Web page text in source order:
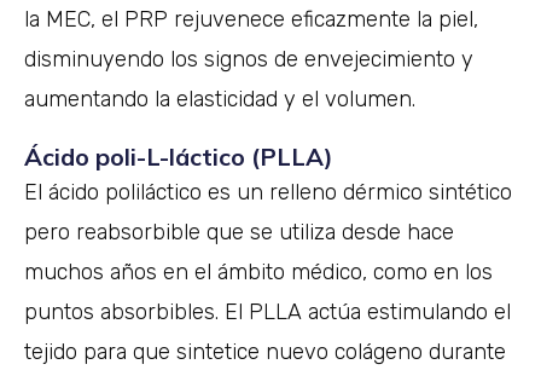
la MEC, el PRP rejuvenece eficazmente la piel,
disminuyendo los signos de envejecimiento y
aumentando la elasticidad y el volumen.
Ácido poli-L-láctico (PLLA)
El ácido poliláctico es un relleno dérmico sintético
pero reabsorbible que se utiliza desde hace
muchos años en el ámbito médico, como en los
puntos absorbibles. El PLLA actúa estimulando el
tejido para que sintetice nuevo colágeno durante